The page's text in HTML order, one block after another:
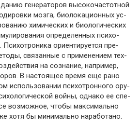
генераторов высокочастотной
мозга, биолокационных ус­
химических и биологических
определенных психо­
Психотроника ориентируется пре­
связанные с применением тех­
на сознание, например,
В настоящее время еще рано
использовании психотронного ору­
войны, однако ее спе­
возможное, чтобы максимально
хотя бы минимально наработано.